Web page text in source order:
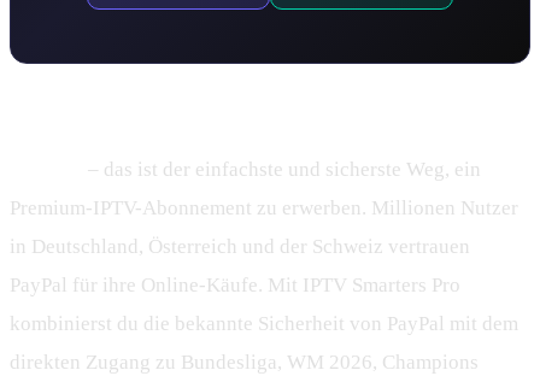
– das ist der einfachste und sicherste Weg, ein
Premium-IPTV-Abonnement zu erwerben. Millionen Nutzer
in Deutschland, Österreich und der Schweiz vertrauen
PayPal für ihre Online-Käufe. Mit IPTV Smarters Pro
kombinierst du die bekannte Sicherheit von PayPal mit dem
direkten Zugang zu Bundesliga, WM 2026, Champions